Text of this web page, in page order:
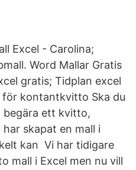
Excel - Carolina;
Word Mallar Gratis
gratis; Tidplan excel
för kontantkvitto Ska du
begära ett kvitto,
skapat en mall i
kan Vi har tidigare
mall i Excel men nu vill